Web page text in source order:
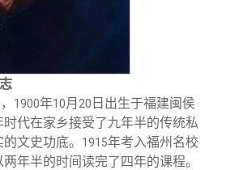
联系我们
1900年10月 20 日出生于福建闽侯
代在家乡接受了九年半的传统私
文史功底。
1915年考入福州名校
年半的时间读完了四年的课程。